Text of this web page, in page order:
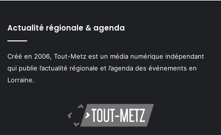
Actualité régionale & agenda
Créé en 2006, Tout-Metz est un média numérique indépendant
qui publie l’actualité régionale et l’agenda des événements en
Lorraine.